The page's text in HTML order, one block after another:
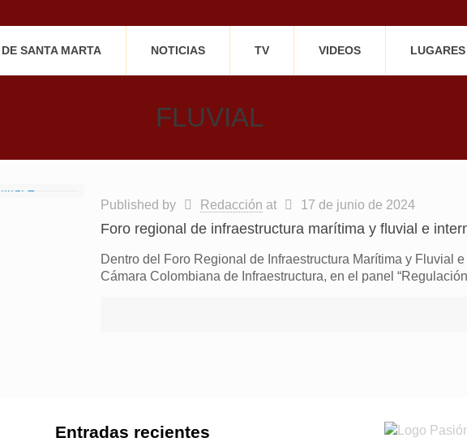
SANTA MARTA NOTICIAS TV VIDEOS LUGARES
FLUVIAL
Published by Redacción at 17 de junio de 2024
Foro regional de infraestructura marítima y fluvial e
Dentro del Foro Regional de Infraestructura Marítima y Fluvial
Cámara Colombiana de Infraestructura, en el panel
Entradas recientes